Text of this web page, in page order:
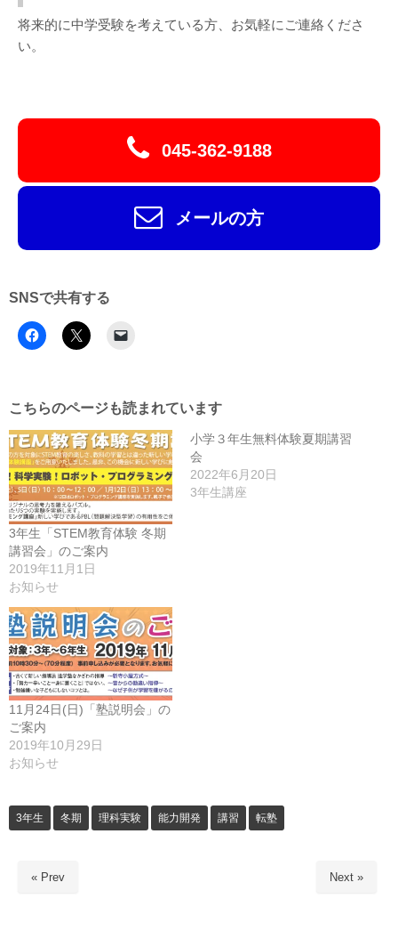
将来的に中学受験を考えている方、お気軽にご連絡くださ
い。
045-362-9188
メールの方
SNSで共有する
こちらのページも読まれています
3年生「STEM教育体験 冬期
講習会」のご案内
2019年11月1日
お知らせ
小学３年生無料体験夏期講習
会
2022年6月20日
3年生講座
11月24日(日)「塾説明会」の
ご案内
2019年10月29日
お知らせ
3年生 冬期 理科実験 能力開発 講習 転塾
« Prev Next »